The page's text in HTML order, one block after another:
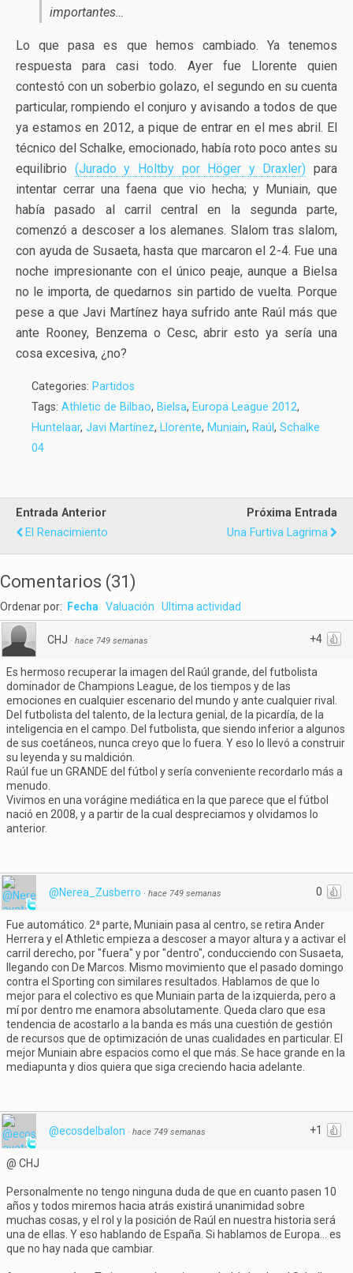
importantes…
Lo que pasa es que hemos cambiado. Ya tenemos
respuesta para casi todo. Ayer fue Llorente quien
contestó con un soberbio golazo, el segundo en su cuenta
particular, rompiendo el conjuro y avisando a todos de que
ya estamos en 2012, a pique de entrar en el mes abril. El
técnico del Schalke, emocionado, había roto poco antes su
equilibrio (Jurado y Holtby por Höger y Draxler) para
intentar cerrar una faena que vio hecha; y Muniain, que
había pasado al carril central en la segunda parte,
comenzó a descoser a los alemanes. Slalom tras slalom,
con ayuda de Susaeta, hasta que marcaron el 2-4. Fue una
noche impresionante con el único peaje, aunque a Bielsa
no le importa, de quedarnos sin partido de vuelta. Porque
pese a que Javi Martínez haya sufrido ante Raúl más que
ante Rooney, Benzema o Cesc, abrir esto ya sería una
cosa excesiva, ¿no?
Categories: Partidos
Tags: Athletic de Bilbao, Bielsa, Europa League 2012,
Huntelaar, Javi Martínez, Llorente, Muniain, Raúl , Schalke
04
Entrada Anterior
El Renacimiento
Próxima Entrada
Una Furtiva Lagrima
Comentarios (31)
Ordenar por: Fecha Valuación Ultima actividad
+4
CHJ · hace 749 semanas
Es hermoso recuperar la imagen del Raúl grande, del futbolista
dominador de Champions League, de los tiempos y de las
emociones en cualquier escenario del mundo y ante cualquier rival.
Del futbolista del talento, de la lectura genial, de la picardía, de la
inteligencia en el campo. Del futbolista, que siendo inferior a algunos
de sus coetáneos, nunca creyo que lo fuera. Y eso lo llevó a construir
su leyenda y su maldición.
Raúl fue un GRANDE del fútbol y sería conveniente recordarlo más a
menudo.
Vivimos en una vorágine mediática en la que parece que el fútbol
nació en 2008, y a partir de la cual despreciamos y olvidamos lo
anterior.
0
@Nerea_Zusberro · hace 749 semanas
Fue automático. 2ª parte, Muniain pasa al centro, se retira Ander
Herrera y el Athletic empieza a descoser a mayor altura y a activar el
carril derecho, por "fuera" y por "dentro", conducciendo con Susaeta,
llegando con De Marcos. Mismo movimiento que el pasado domingo
contra el Sporting con similares resultados. Hablamos de que lo
mejor para el colectivo es que Muniain parta de la izquierda, pero a
mí por dentro me enamora absolutamente. Queda claro que esa
tendencia de acostarlo a la banda es más una cuestión de gestión
de recursos que de optimización de unas cualidades en particular. El
mejor Muniain abre espacios como el que más. Se hace grande en la
mediapunta y dios quiera que siga creciendo hacia adelante.
+1
@ecosdelbalon · hace 749 semanas
@ CHJ
Personalmente no tengo ninguna duda de que en cuanto pasen 10
años y todos miremos hacia atrás existirá unanimidad sobre
muchas cosas, y el rol y la posición de Raúl en nuestra historia será
una de ellas. Y eso hablando de España. Si hablamos de Europa... es
que no hay nada que cambiar.